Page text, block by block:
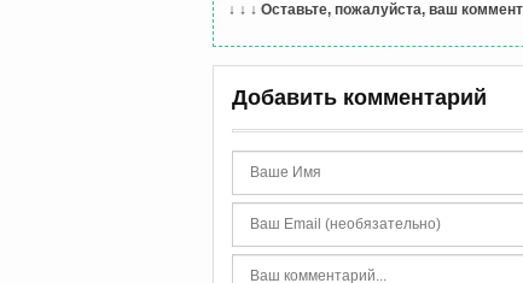
↓ ↓ ↓ Оставьте, пожалуйста, ваш
Добавить комментарий